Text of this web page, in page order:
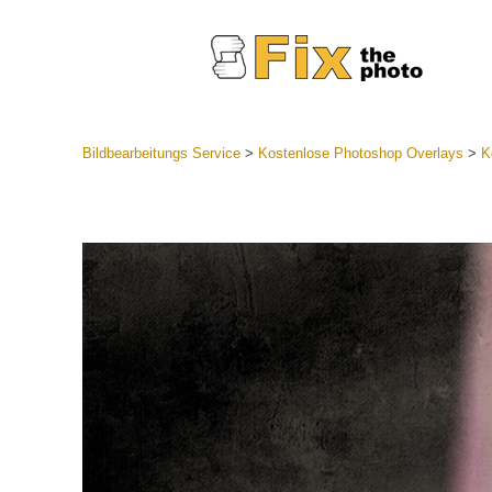
Günstige
Mobile
Bildbearbeitungs Service> Kostenlose Photoshop Overlays >